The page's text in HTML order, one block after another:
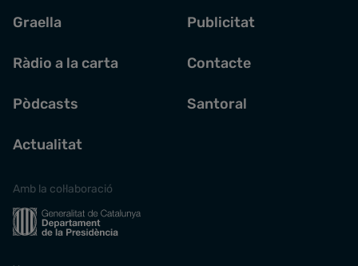
Graella
Ràdio a la carta
Pòdcasts
Actualitat
Publicitat
Contacte
Santoral
Amb la col·laboració